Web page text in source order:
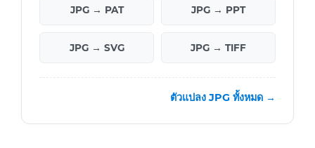
JPG → PAT JPG → PPT
JPG → SVG JPG → TIFF
ตัวแปลง JPG ทั้งหมด →